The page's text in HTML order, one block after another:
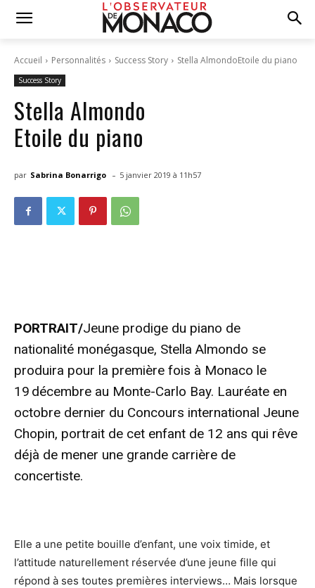
Accueil Personnalités Success Story Stella AlmondoEtoile du piano
Success Story
Stella Almondo
Etoile du piano
par Sabrina Bonarrigo - 5 janvier 2019 à 11h57
PORTRAIT/Jeune prodige du piano de
nationalité monégasque, Stella Almondo se
produira pour la première fois à Monaco le
19 décembre au Monte-Carlo Bay. Lauréate en
octobre dernier du Concours international Jeune
Chopin, portrait de cet enfant de 12 ans qui rêve
déjà de mener une grande carrière de
concertiste.
Elle a une petite bouille d’enfant, une voix timide, et
l’attitude naturellement réservée d’une jeune fille qui
répond à ses toutes premières interviews… Mais lorsque